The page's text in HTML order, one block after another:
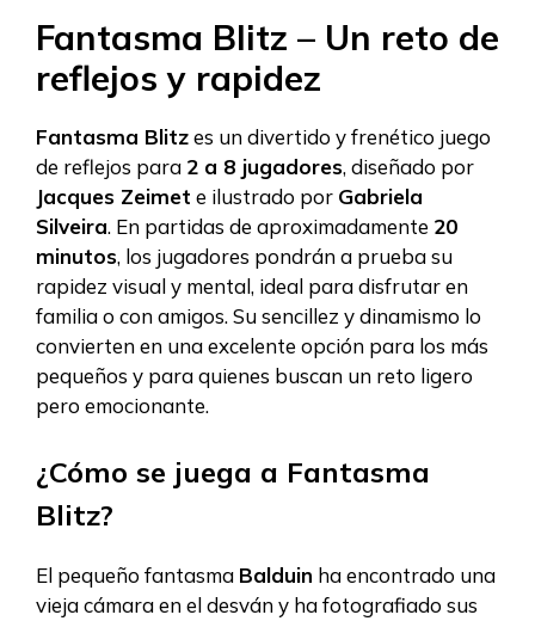
Fantasma Blitz – Un reto de
reflejos y rapidez
Fantasma Blitzes un divertido y frenético juego
de reflejos para 2 a 8 jugadores, diseñado por
Jacques Zeimet e ilustrado por Gabriela
Silveira. En partidas de aproximadamente 20
minutos, los jugadores pondrán a prueba su
rapidez visual y mental, ideal para disfrutar en
familia o con amigos. Su sencillez y dinamismo lo
convierten en una excelente opción para los más
pequeños y para quienes buscan un reto ligero
pero emocionante.
¿Cómo se juega a Fantasma
Blitz?
El pequeño fantasma Balduin ha encontrado una
vieja cámara en el desván y ha fotografiado sus